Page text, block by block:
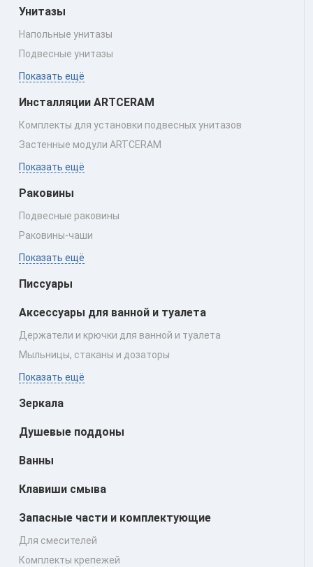
Унитазы
Напольные унитазы
Подвесные унитазы
Показать ещё
Инсталляции ARTCERAM
Комплекты для установки подвесных унитазов
Застенные модули ARTCERAM
Показать ещё
Раковины
Подвесные раковины
Раковины‑чаши
Показать ещё
Писсуары
Аксессуары для ванной и туалета
Держатели и крючки для ванной и туалета
Мыльницы, стаканы и дозаторы
Показать ещё
Зеркала
Душевые поддоны
Ванны
Клавиши смыва
Запасные части и комплектующие
Для смесителей
Комплекты крепежей